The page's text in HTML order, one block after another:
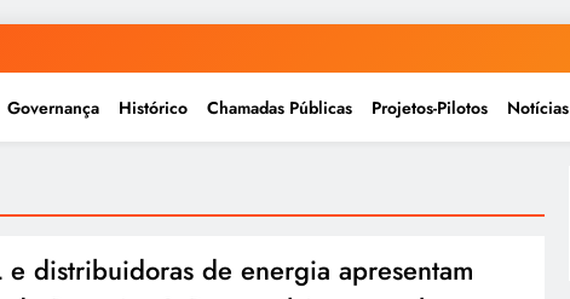
Governança Histórico Chamadas Públicas Projetos-Pilotos Notícias
e distribuidoras de energia apresentam